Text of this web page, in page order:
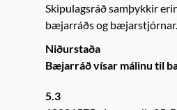
Skipulagsráð samþykkir
bæjarráðs og bæjarstjórnar.
Niðurstaða
Bæjarráð vísar málinu til
5.3